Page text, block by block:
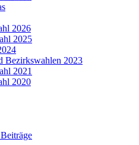
2026
2025
Bezirkswahlen 2023
2021
2020